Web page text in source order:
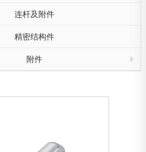
连杆及附件
精密结构件
附件